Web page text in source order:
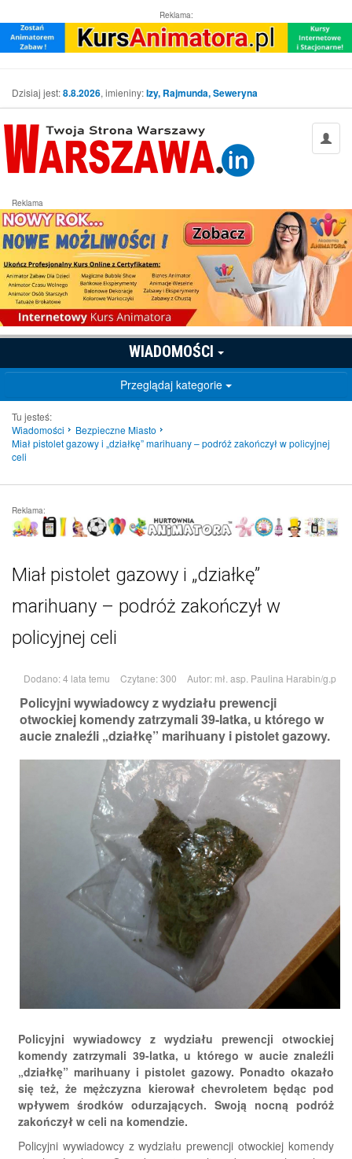
Reklama:
Dzisiaj jest:8.8.2026, imieniny:Izy, Rajmunda, Seweryna
Reklama
WIADOMOŚCI
Przeglądaj kategorie
Tu jesteś:
Wiadomości
Bezpieczne Miasto
Miał pistolet gazowy i „działkę” marihuany – podróż zakończył w policyjnej
celi
Reklama:
Miał pistolet gazowy i „działkę”
marihuany – podróż zakończył w
policyjnej celi
Dodano: 4 lata temu Czytane: 300 Autor: mł. asp. Paulina Harabin/g.p
Policyjni wywiadowcy z wydziału prewencji
otwockiej komendy zatrzymali 39-latka, u którego w
aucie znaleźli „działkę” marihuany i pistolet gazowy.
Policyjni wywiadowcy z wydziału prewencji otwockiej
komendy zatrzymali 39-latka, u którego w aucie znaleźli
„działkę” marihuany i pistolet gazowy. Ponadto okazało
się też, że mężczyzna kierował chevroletem będąc pod
wpływem środków odurzających. Swoją nocną podróż
zakończył w celi na komendzie.
Policyjni wywiadowcy z wydziału prewencji otwockiej komendy